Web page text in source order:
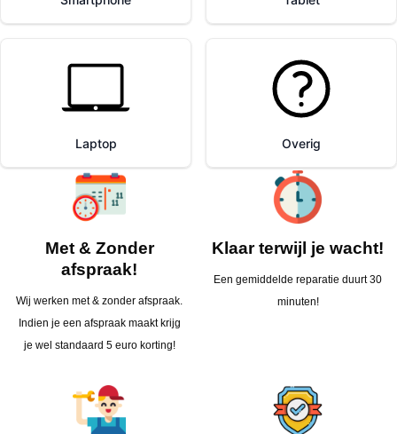
Met & Zonder
afspraak!
Wij werken met & zonder afspraak.
Indien je een afspraak maakt krijg
je wel standaard 5 euro korting!
Klaar terwijl je wacht!
Een gemiddelde reparatie duurt 30
minuten!